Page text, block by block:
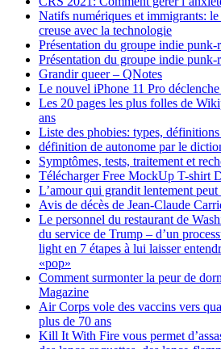
Natifs numériques et immigrants: le
creuse avec la technologie
Présentation du groupe indie
Présentation du groupe indie
Grandir queer – QNotes
Le nouvel iPhone 11 Pro
Les 20 pages les plus folles de
ans
Liste des phobies: types,
définition de autonome par le
Symptômes, tests, traitement et
Télécharger Free MockUp T-shirt
L’amour qui grandit lentement
Avis de décès de Jean-Claude
Le personnel du restaurant de
du service de Trump – d’un
light en 7 étapes à lui laisser
«pop»
Comment surmonter la peur de
Magazine
Air Corps vole des vaccins vers
plus de 70 ans
Kill It With Fire vous permet